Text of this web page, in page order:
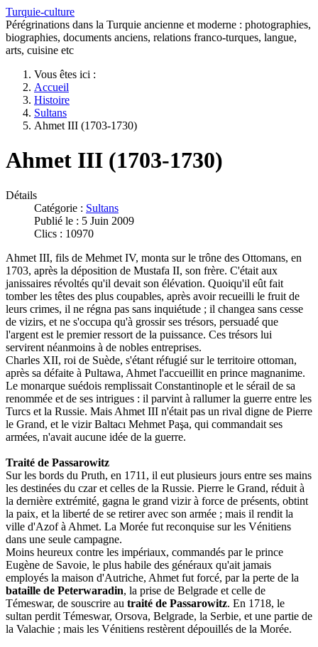
Turquie-culture
Pérégrinations dans la Turquie ancienne et moderne : photographies,
biographies, documents anciens, relations franco-turques, langue,
arts, cuisine etc
Vous êtes ici :
Accueil
Histoire
Sultans
Ahmet III (1703-1730)
Ahmet III (1703-1730)
Détails
Catégorie : Sultans
Publié le : 5 Juin 2009
Clics : 10970
Ahmet III, fils de Mehmet IV, monta sur le trône des Ottomans, en
1703, après la déposition de Mustafa II, son frère. C'était aux
janissaires révoltés qu'il devait son élévation. Quoiqu'il eût fait
tomber les têtes des plus coupables, après avoir recueilli le fruit de
leurs crimes, il ne régna pas sans inquiétude ; il changea sans cesse
de vizirs, et ne s'occupa qu'à grossir ses trésors, persuadé que
l'argent est le premier ressort de la puissance. Ces trésors lui
servirent néanmoins à de nobles entreprises.
Charles XII, roi de Suède, s'étant réfugié sur le territoire ottoman,
après sa défaite à Pultawa, Ahmet l'accueillit en prince magnanime.
Le monarque suédois remplissait Constantinople et le sérail de sa
renommée et de ses intrigues : il parvint à rallumer la guerre entre les
Turcs et la Russie. Mais Ahmet III n'était pas un rival digne de Pierre
le Grand, et le vizir Baltacı Mehmet Paşa, qui commandait ses
armées, n'avait aucune idée de la guerre.
Traité de Passarowitz
Sur les bords du Pruth, en 1711, il eut plusieurs jours entre ses mains
les destinées du czar et celles de la Russie. Pierre le Grand, réduit à
la dernière extrémité, gagna le grand vizir à force de présents, obtint
la paix, et la liberté de se retirer avec son armée ; mais il rendit la
ville d'Azof à Ahmet. La Morée fut reconquise sur les Vénitiens
dans une seule campagne.
Moins heureux contre les impériaux, commandés par le prince
Eugène de Savoie, le plus habile des généraux qu'ait jamais
employés la maison d'Autriche, Ahmet fut forcé, par la perte de la
bataille de Peterwaradin, la prise de Belgrade et celle de
Témeswar, de souscrire au traité de Passarowitz. En 1718, le
sultan perdit Témeswar, Orsova, Belgrade, la Serbie, et une partie de
la Valachie ; mais les Vénitiens restèrent dépouillés de la Morée.